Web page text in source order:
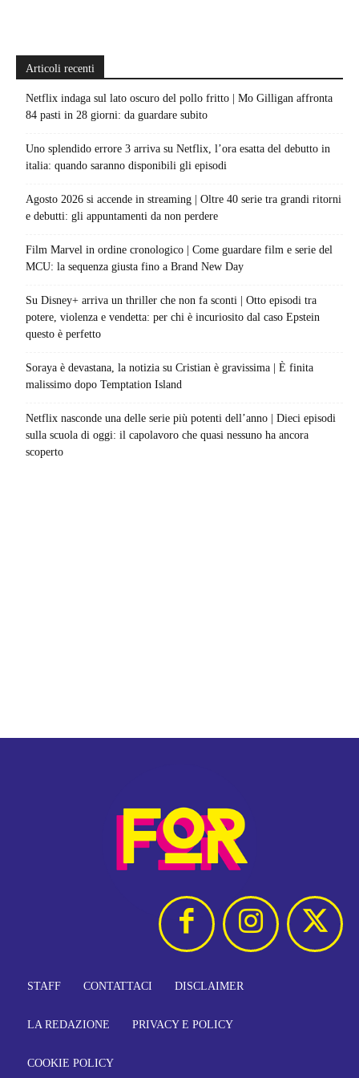
Articoli recenti
Netflix indaga sul lato oscuro del pollo fritto | Mo Gilligan affronta
84 pasti in 28 giorni: da guardare subito
Uno splendido errore 3 arriva su Netflix, l’ora esatta del debutto in
italia: quando saranno disponibili gli episodi
Agosto 2026 si accende in streaming | Oltre 40 serie tra grandi ritorni
e debutti: gli appuntamenti da non perdere
Film Marvel in ordine cronologico | Come guardare film e serie del
MCU: la sequenza giusta fino a Brand New Day
Su Disney+ arriva un thriller che non fa sconti | Otto episodi tra
potere, violenza e vendetta: per chi è incuriosito dal caso Epstein
questo è perfetto
Soraya è devastana, la notizia su Cristian è gravissima | È finita
malissimo dopo Temptation Island
Netflix nasconde una delle serie più potenti dell’anno | Dieci episodi
sulla scuola di oggi: il capolavoro che quasi nessuno ha ancora
scoperto
STAFF CONTATTACI DISCLAIMER
LA REDAZIONE PRIVACY E POLICY
COOKIE POLICY